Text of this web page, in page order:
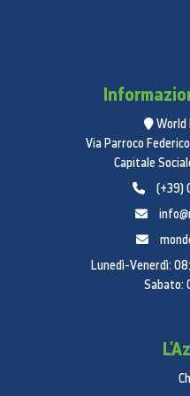
World
Via Parroco
Capitale
(+39)
Lunedì-Venerdì:
Sabato: